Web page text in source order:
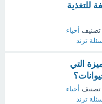
للتغذية
أحياء
ترند
التي
أحياء
ترند